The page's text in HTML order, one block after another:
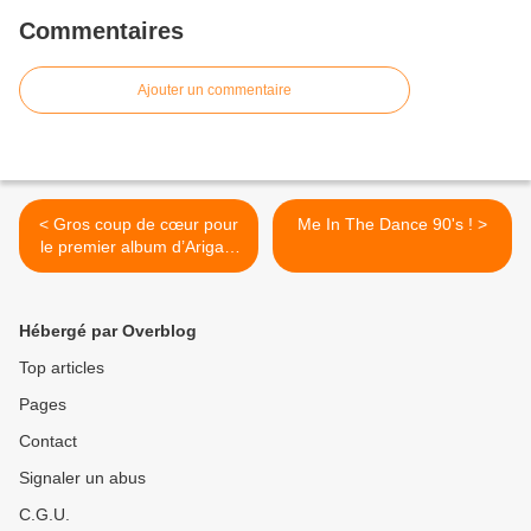
Commentaires
Ajouter un commentaire
< Gros coup de cœur pour
le premier album d’Arigato
Massaï !
Me In The Dance 90's ! >
Hébergé par Overblog
Top articles
Pages
Contact
Signaler un abus
C.G.U.